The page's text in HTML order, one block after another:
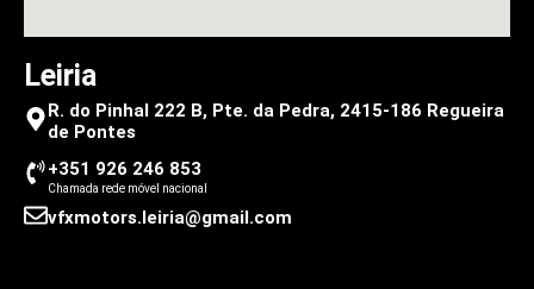
Leiria
R. do Pinhal 222 B, Pte. da Pedra, 2415-186 Regueira
de Pontes
+351 926 246 853
Chamada rede móvel nacional
vfxmotors.leiria@gmail.com